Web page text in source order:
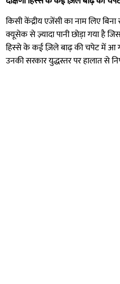
किसी केंद्रीय एजेंसी का नाम लिए
क्यूसेक से ज़्यादा पानी छोड़ा गया है
हिस्से के कई ज़िले बाढ़ की चपेट में आ
उनकी सरकार युद्धस्तर पर हालात से